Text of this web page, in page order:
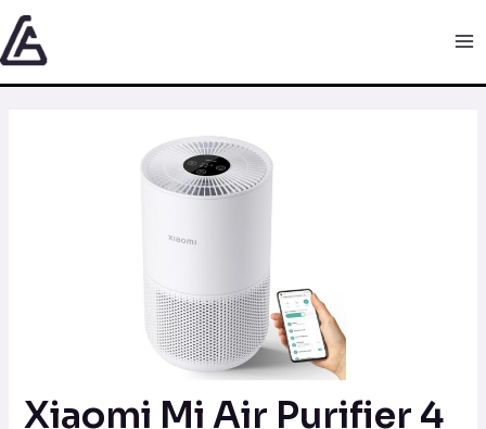
Aller
au
contenu
Xiaomi Mi Air Purifier 4